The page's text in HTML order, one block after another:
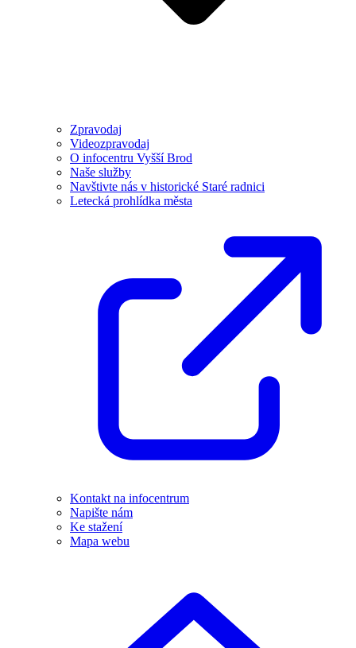
Zpravodaj
Videozpravodaj
O infocentru Vyšší Brod
Naše služby
Navštivte nás v historické Staré radnici
Letecká prohlídka města
Kontakt na infocentrum
Napište nám
Ke stažení
Mapa webu